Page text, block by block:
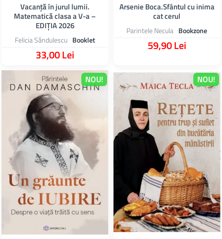
Felicia Săndulescu Booklet
Vacanță în jurul lumii.
Matematică clasa a V-a –
EDIȚIA 2026
33,00 Lei
Parintele Necula Bookzone
Arsenie Boca.Sfântul cu inima
cat cerul
59,90 Lei
NOU! NOU!